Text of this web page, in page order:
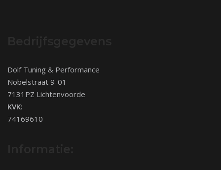
Dolf Tuning & Performance
Nobelstraat 9-01
7131PZ Lichtenvoorde
KVK:
74169610